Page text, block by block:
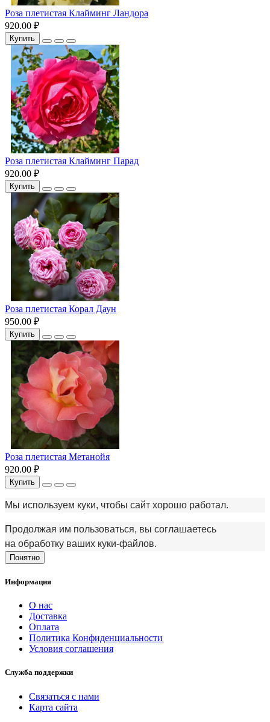
Роза плетистая Клайминг Ландора
920.00 ₽
Купить
Роза плетистая Клайминг Парад
920.00 ₽
Купить
Роза плетистая Корал Даун
950.00 ₽
Купить
Роза плетистая Метанойя
920.00 ₽
Купить
Мы используем куки, чтобы сайт хорошо работал.
Продолжая им пользоваться, вы соглашаетесь
на обработку ваших куки‑файлов.
Понятно
Информация
О нас
Доставка
Оплата
Политика Конфиденциальности
Условия соглашения
Служба поддержки
Связаться с нами
Карта сайта